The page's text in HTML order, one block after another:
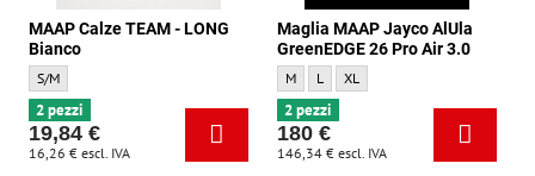
MAAP Calze TEAM - LONG
Bianco
MAAP Calze TEAM - LONG Bianco - Dimensione:
S/M
2 pezzi
19,84 €
16,26 € escl. IVA
Maglia MAAP Jayco AlUla
GreenEDGE 26 Pro Air 3.0
Maglia MAAP Jayco AlUla GreenEDGE
M Maglia MAAP Jayco AlUla
L Maglia MAAP Jayco AlUla
XL
2 pezzi
180 €
146,34 € escl. IVA